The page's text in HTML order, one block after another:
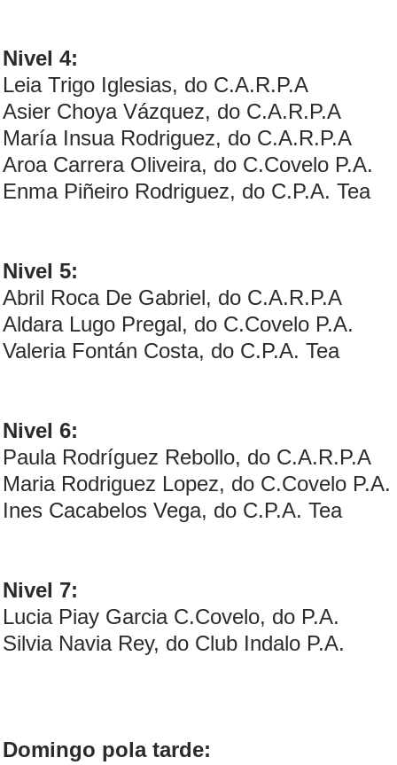
Nivel 4:
Leia Trigo Iglesias, do C.A.R.P.A
Asier Choya Vázquez, do C.A.R.P.A
María Insua Rodriguez, do C.A.R.P.A
Aroa Carrera Oliveira, do C.Covelo P.A.
Enma Piñeiro Rodriguez, do C.P.A. Tea
Nivel 5:
Abril Roca De Gabriel, do C.A.R.P.A
Aldara Lugo Pregal, do C.Covelo P.A.
Valeria Fontán Costa, do C.P.A. Tea
Nivel 6:
Paula Rodríguez Rebollo, do C.A.R.P.A
Maria Rodriguez Lopez, do C.Covelo P.A.
Ines Cacabelos Vega, do C.P.A. Tea
Nivel 7:
Lucia Piay Garcia C.Covelo, do P.A.
Silvia Navia Rey, do Club Indalo P.A.
Domingo pola tarde: